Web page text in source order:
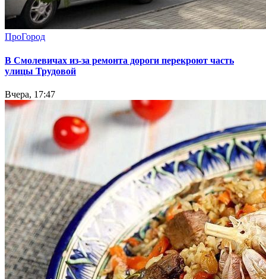
ПроГород
В Смолевичах из-за ремонта дороги перекроют часть
улицы Трудовой
Вчера, 17:47